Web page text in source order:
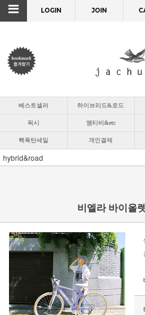
LOGIN JOIN
베스트셀러 하이브리드&로드
픽시 엠티비&etc
핵폭탄세일 개인결제
hybrid&road
비엘라 바이올